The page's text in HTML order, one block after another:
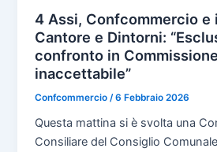
4 Assi, Confcommercio e
Cantore e Dintorni:
confronto in
inaccettabile”
Confcommercio /6 Febbraio 2026
Questa mattina si è svolta una
Consiliare del Consiglio